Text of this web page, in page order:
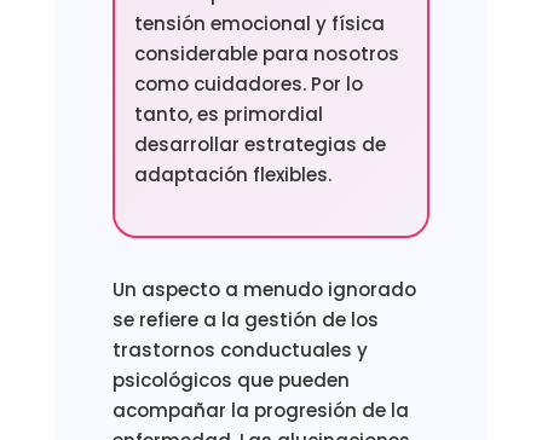
tensión emocional y física
considerable para nosotros
como cuidadores. Por lo
tanto, es primordial
desarrollar estrategias de
adaptación flexibles.
Un aspecto a menudo ignorado
se refiere a la gestión de los
trastornos conductuales y
psicológicos que pueden
acompañar la progresión de la